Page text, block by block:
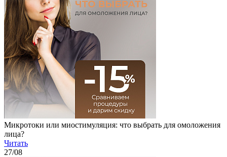
Микротоки или миостимуляция: что выбрать для омоложения
лица?
Читать
27/08